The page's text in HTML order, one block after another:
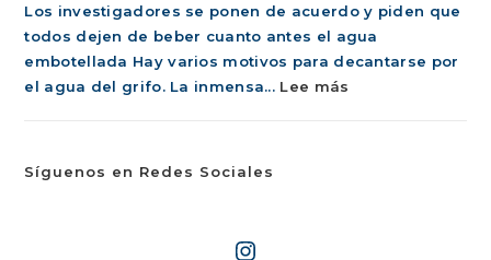
los
50
años
Los investigadores se ponen de acuerdo y piden que
todos dejen de beber cuanto antes el agua
embotellada Hay varios motivos para decantarse por
el agua del grifo. La inmensa... Lee más
Síguenos en Redes Sociales
Instagram